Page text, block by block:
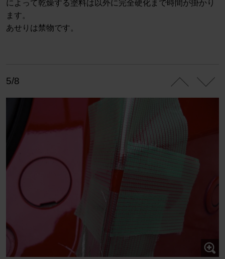
によって乾燥する塗料は以外に完全硬化まで時間が掛かり
ます。
あせりは禁物です。
5/8